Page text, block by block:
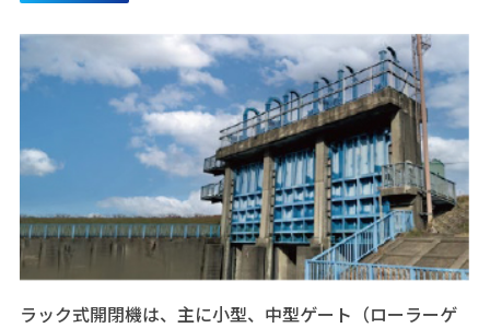
ラック式開閉機は、主に小型、中型ゲート（ローラーゲ